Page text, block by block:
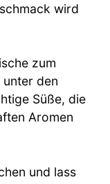
wird
zum
unter den
Süße, die
Aromen
und lass